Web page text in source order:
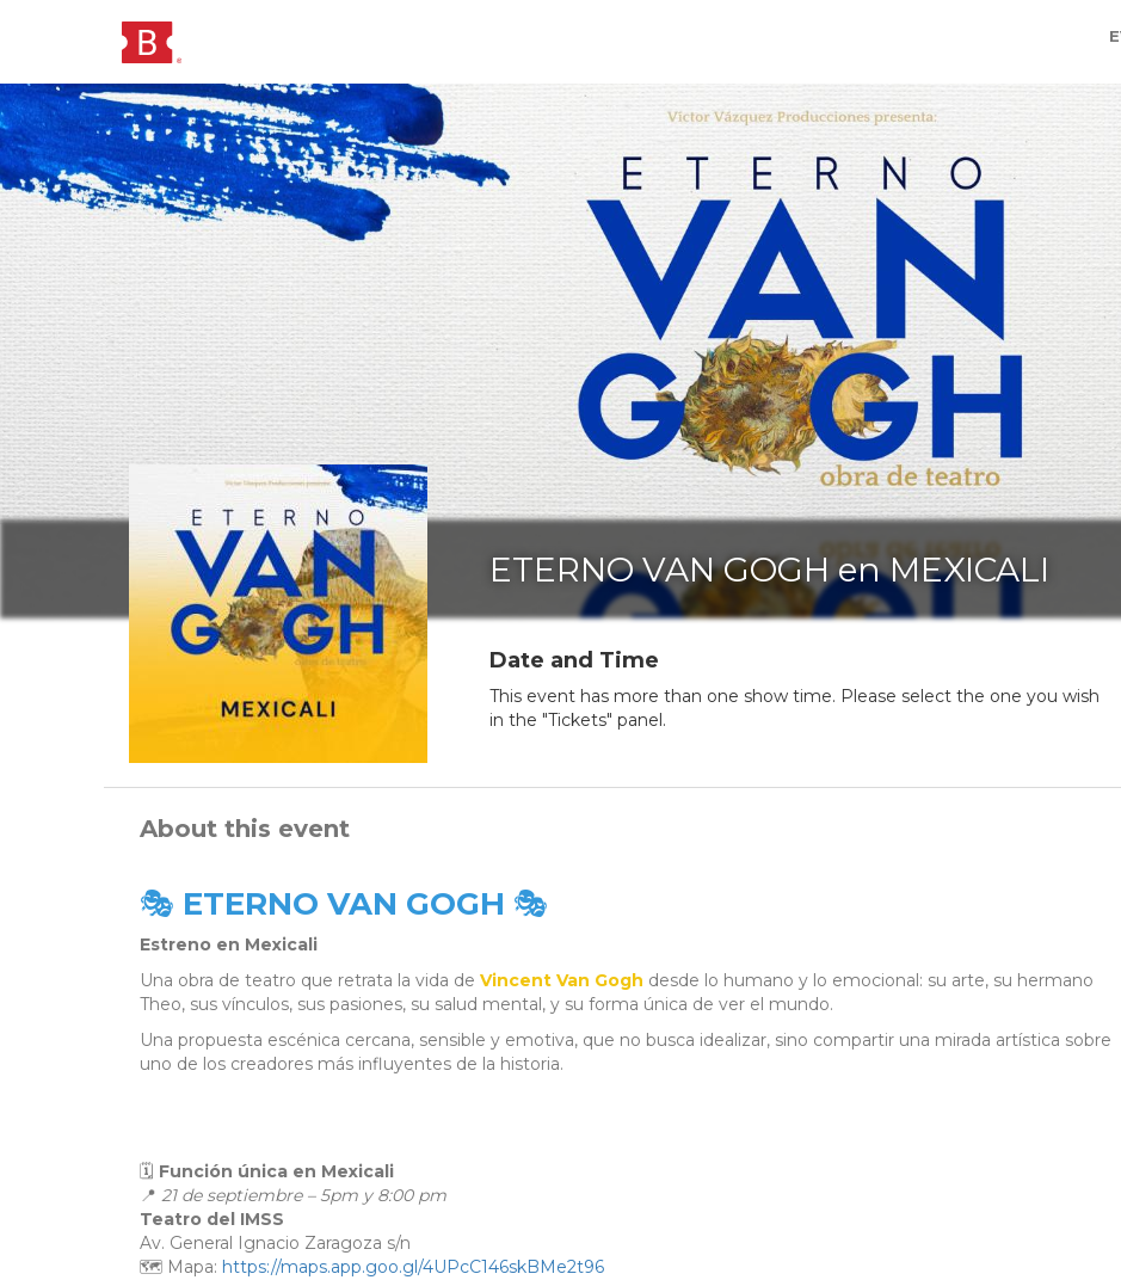
ETERNO VAN GOGH en MEXICALI
Date and Time
This event has more than one show time. Please select the one you wish
in the "Tickets" panel.
About this event
🎭 ETERNO VAN GOGH 🎭
Estreno en Mexicali
Una obra de teatro que retrata la vida de Vincent Van Gogh desde lo humano y lo emocional: su arte, su hermano
Theo, sus vínculos, sus pasiones, su salud mental, y su forma única de ver el mundo.
Una propuesta escénica cercana, sensible y emotiva, que no busca idealizar, sino compartir una mirada artística sobre
uno de los creadores más influyentes de la historia.
🗓 Función única en Mexicali
📍 21 de septiembre – 5pm y 8:00 pm
Teatro del IMSS
Av. General Ignacio Zaragoza s/n
🗺️ Mapa: https://maps.app.goo.gl/4UPcC146skBMe2t96